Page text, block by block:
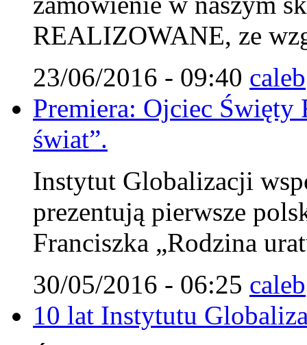
REALIZOWANE, ze
23/06/2016 - 09:40 caleb
Premiera: Ojciec Święty
świat”.
Instytut Globalizacji
prezentują pierwsze
Franciszka „Rodzina
30/05/2016 - 06:25 caleb
10 lat Instytutu